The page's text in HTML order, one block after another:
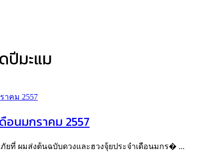
ปีมะแม
อนมกราคม 2557
ยที่ ผมส่งต้นฉบับดวงและฮวงจุ้ยประจำเดือนมกร� ...